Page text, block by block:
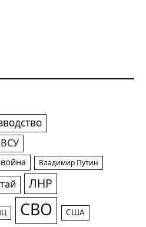
ВСУ
Владимир Путин
ЛНР
СВО США